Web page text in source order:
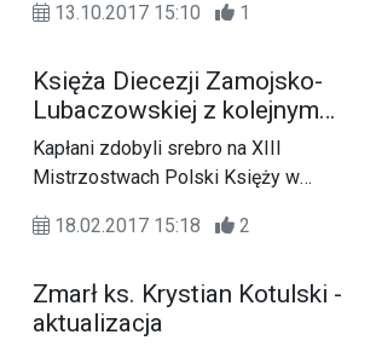
BM w Lubaczowie.
13.10.2017 15:10 1
Księża Diecezji Zamojsko-
Lubaczowskiej z kolejnym
medalem
Kapłani zdobyli srebro na XIII
Mistrzostwach Polski Księży w
18.02.2017 15:18
2
Zmarł ks. Krystian Kotulski -
aktualizacja